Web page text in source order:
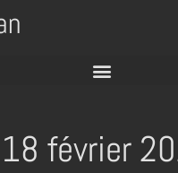
18 février